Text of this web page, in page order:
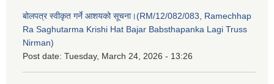
बोलपत्र स्वीकृत गर्ने आशयको सूचना।(RM/12/082/083, Ramechhap
Ra Saghutarma Krishi Hat Bajar Babsthapanka Lagi Truss
Nirman)
Post date: Tuesday, March 24, 2026 - 13:26